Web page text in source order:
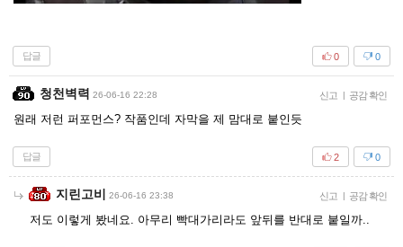
답글 0
0
청천벽력 26-06-16 22:28 신고 | 공감 확인
원래 저런 퍼포먼스? 작품인데 자막을 제 맘대로 붙인듯
답글 0
2
지린고비 26-06-16 23:38 신고 | 공감 확인
저도 이렇게 봤네요. 아무리 빡대가리라도 앞뒤를 반대로 붙일까..